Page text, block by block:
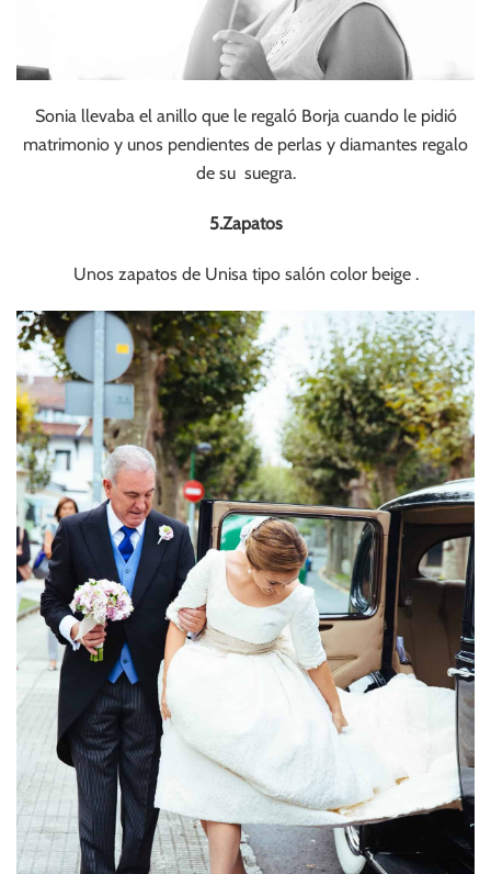
Sonia llevaba el anillo que le regaló Borja cuando le pidió
matrimonio y unos pendientes de perlas y diamantes regalo
de su suegra.
5.Zapatos
Unos zapatos de Unisa tipo salón color beige .